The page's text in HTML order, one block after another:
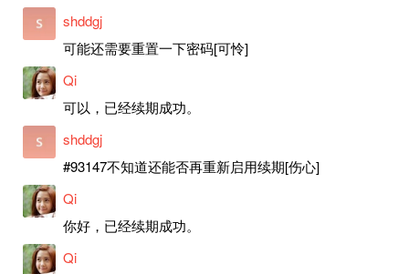
shddgj
可能还需要重置一下密码[可怜]
Qi
可以，已经续期成功。
shddgj
#93147不知道还能否再重新启用续期[伤心]
Qi
你好，已经续期成功。
Qi